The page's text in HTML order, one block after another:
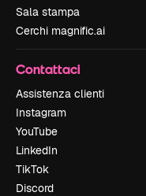
Sala stampa
Cerchi magnific.ai
Contattaci
Assistenza clienti
Instagram
YouTube
LinkedIn
TikTok
Discord